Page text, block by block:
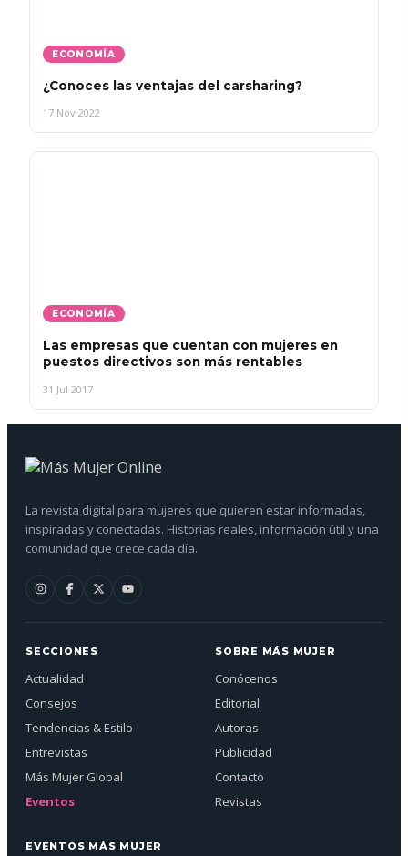
ECONOMÍA
¿Conoces las ventajas del carsharing?
17 Nov 2022
ECONOMÍA
Las empresas que cuentan con mujeres en
puestos directivos son más rentables
31 Jul 2017
La revista digital para mujeres que quieren estar informadas,
inspiradas y conectadas. Historias reales, información útil y una
comunidad que crece cada día.
SECCIONES
Actualidad
Consejos
Tendencias & Estilo
Entrevistas
Más Mujer Global
Eventos
SOBRE MÁS MUJER
Conócenos
Editorial
Autoras
Publicidad
Contacto
Revistas
EVENTOS MÁS MUJER